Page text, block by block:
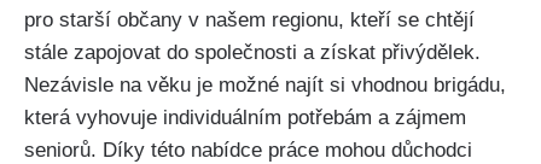
pro starší občany v našem regionu, kteří se chtějí
stále zapojovat do společnosti a získat přivýdělek.
Nezávisle na věku je možné najít si vhodnou brigádu,
která vyhovuje individuálním potřebám a zájmem
seniorů. Díky této nabídce práce mohou důchodci